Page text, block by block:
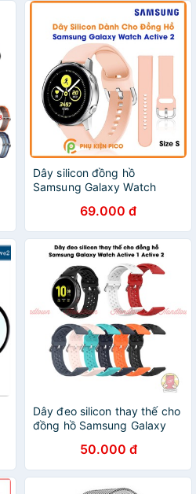
Dây silicon đồng hồ
Samsung Galaxy Watch
69.000 đ
Dây đeo silicon thay thế cho
đồng hồ Samsung Galaxy
44mm HT200812
50.000 đ